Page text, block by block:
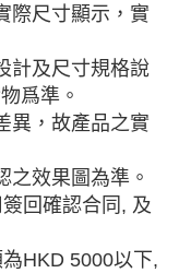
際尺寸顯示，實
計及尺寸規格說
爲準。
異，故產品之實
之效果圖為準。
回確認合同, 及
HKD 5000以下,